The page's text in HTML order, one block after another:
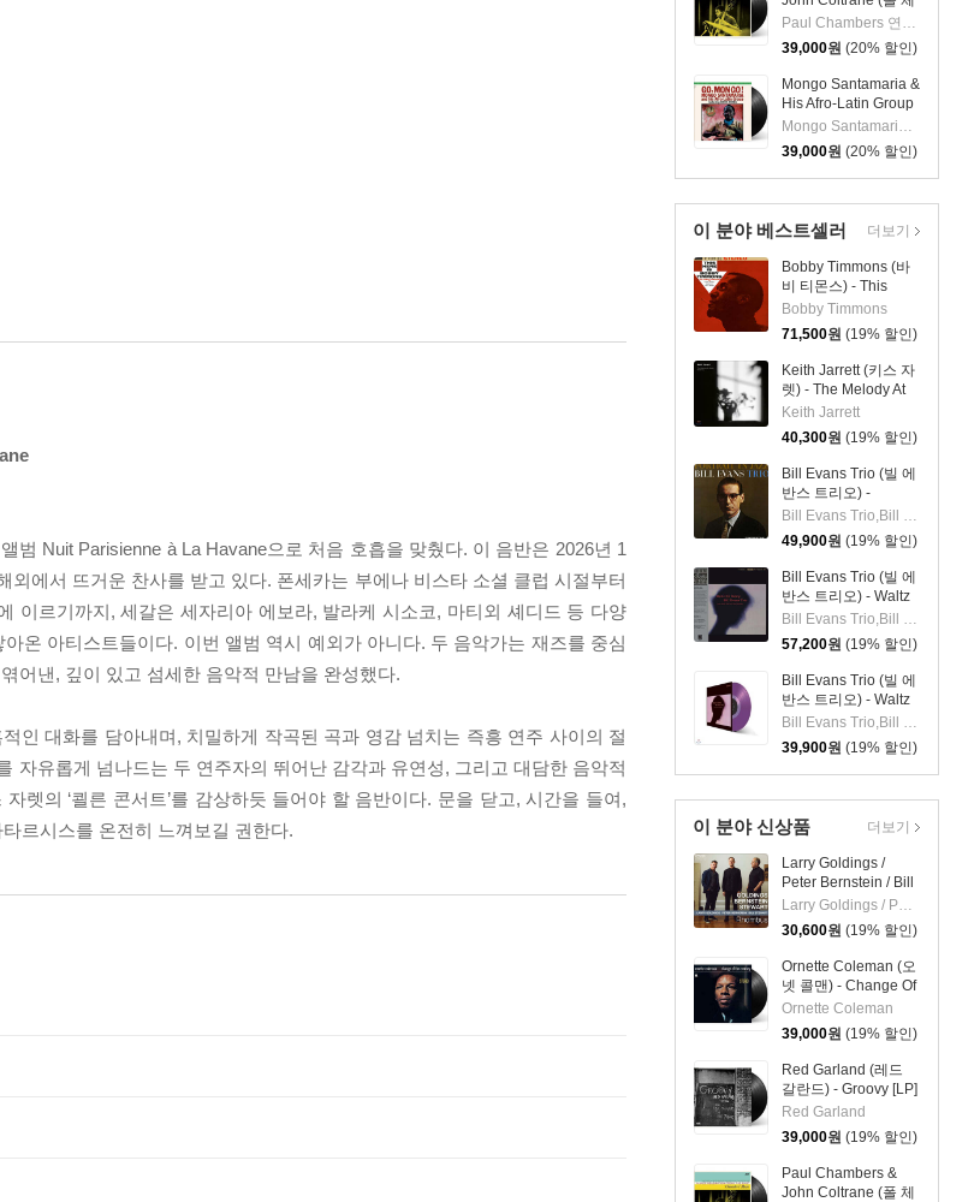
임버스 & 존 콜트레
인) - A Jazz
Delegation From the
East: Chamber's
Music [LP]
Paul Chambers 연주 외 1명
39,000원 (20% 할인)
Mongo Santamaria &
His Afro-Latin Group
(몽고 산타마리아 &
히스 아프로 라틴 그
룹) - Go Mongo!
(Feat. Chick Corea)
[LP]
Mongo Santamaria 연주
39,000원 (20% 할인)
이 분야 베스트셀러
Bobby Timmons (바
비 티몬스) - This
Here Is Bobby
Timmons [LP]
Bobby Timmons
71,500원 (19% 할인)
Keith Jarrett (키스 자
렛) - The Melody At
Night, With You [LP]
Keith Jarrett
40,300원 (19% 할인)
Bill Evans Trio (빌 에
반스 트리오) -
Portrait In Jazz [LP] Bill Evans Trio,Bill Evans,Paul Motian,Scott LaFaro,Orrin Keepnews
49,900원 (19% 할인)
Bill Evans Trio (빌 에
반스 트리오) - Waltz
For Debby [LP]
Bill Evans Trio,Bill Evans,Paul Motian,Scott LaFaro
57,200원 (19% 할인)
Bill Evans Trio (빌 에
반스 트리오) - Waltz
For Debby [투명 퍼플
컬러 LP]
Bill Evans Trio,Bill Evans,Paul Motian,Scott LaFaro
39,900원 (19% 할인)
더보기
이 분야 신상품
Larry Goldings /
Peter Bernstein / Bill
Stewart (래리 골딩스
/ 피터 번스타인 / 빌
스튜어트) - Rhombus
Larry Goldings / Peter Bernstein / Bill Stewart
30,600원 (19% 할인)
Ornette Coleman (오
넷 콜맨) - Change Of
The Century [LP]
Ornette Coleman
39,000원 (19% 할인)
Red Garland (레드
갈란드) - Groovy [LP]
Red Garland
39,000원 (19% 할인)
Paul Chambers &
John Coltrane (폴 체
더보기
Nuit Parisienne à La Havane으로 처음 호흡을 맞췄다. 이 음반은 2026년 1
에서 뜨거운 찬사를 받고 있다. 폰세카는 부에나 비스타 소셜 클럽 시절부터
이르기까지, 세갈은 세자리아 에보라, 발라케 시소코, 마티외 셰디드 등 다양
온 아티스트들이다. 이번 앨범 역시 예외가 아니다. 두 음악가는 재즈를 중심
어낸, 깊이 있고 섬세한 음악적 만남을 완성했다.
인 대화를 담아내며, 치밀하게 작곡된 곡과 영감 넘치는 즉흥 연주 사이의 절
자유롭게 넘나드는 두 연주자의 뛰어난 감각과 유연성, 그리고 대담한 음악적
렛의 ‘쾰른 콘서트’를 감상하듯 들어야 할 음반이다. 문을 닫고, 시간을 들여,
르시스를 온전히 느껴보길 권한다.